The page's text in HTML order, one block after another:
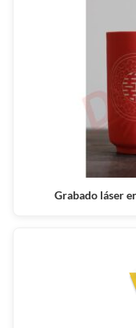
Grabado láser